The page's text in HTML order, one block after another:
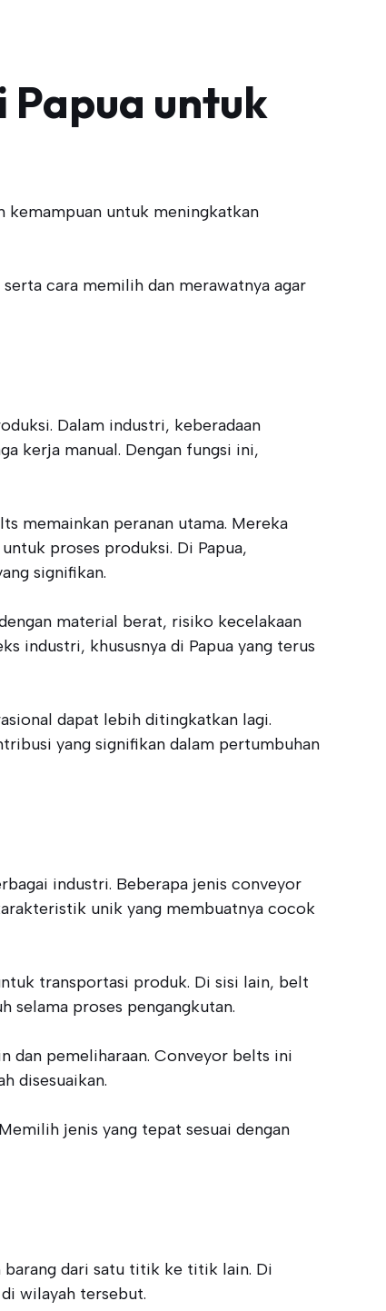
Papua untuk
kemampuan untuk meningkatkan
cara memilih dan merawatnya agar
Dalam industri, keberadaan
kerja manual. Dengan fungsi ini,
memainkan peranan utama. Mereka
proses produksi. Di Papua,
signifikan.
material berat, risiko kecelakaan
industri, khususnya di Papua yang terus
dapat lebih ditingkatkan lagi.
yang signifikan dalam pertumbuhan
industri. Beberapa jenis conveyor
unik yang membuatnya cocok
transportasi produk. Di sisi lain, belt
selama proses pengangkutan.
dan pemeliharaan. Conveyor belts ini
disesuaikan.
jenis yang tepat sesuai dengan
barang dari satu titik ke titik lain. Di
wilayah tersebut.